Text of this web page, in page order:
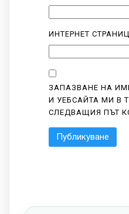
ИНТЕРНЕТ
ЗАПАЗВАНЕ НА
И УЕБСАЙТА МИ В
СЛЕДВАЩИЯ ПЪТ